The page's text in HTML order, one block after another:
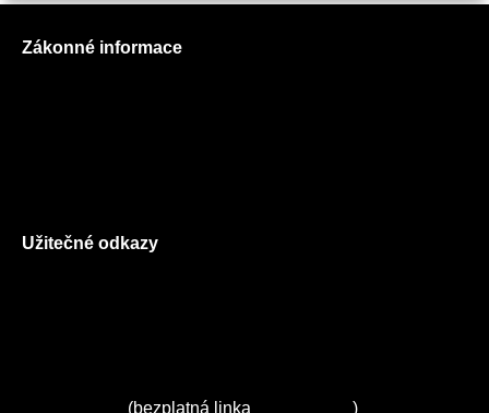
Zákonné informace
Užitečné odkazy
(bezplatná linka )